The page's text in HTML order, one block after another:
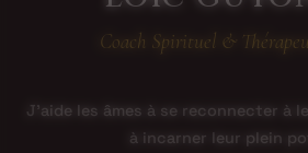
Coach Spirituel &
J'aide les âmes à se reconnecter à
à incarner leur plein